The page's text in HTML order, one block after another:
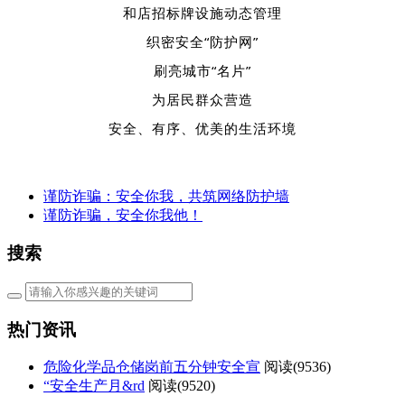
和店招标牌设施动态管理
织密安全“防护网”
刷亮城市“名片”
为居民群众营造
安全、有序、优美的生活环境
谨防诈骗：安全你我，共筑网络防护墙
谨防诈骗，安全你我他！
搜索
热门资讯
危险化学品仓储岗前五分钟安全宣 阅读(9536)
“安全生产月&rd 阅读(9520)